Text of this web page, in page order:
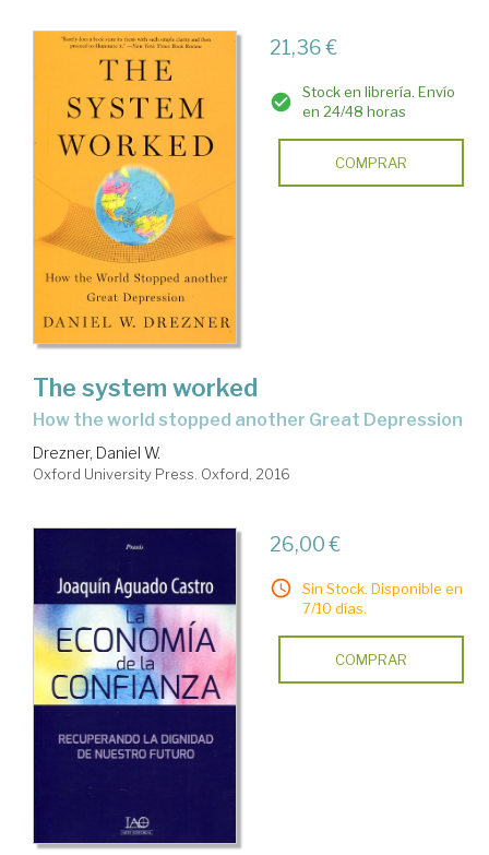
21,36 €
Stock en librería. Envío
en 24/48 horas
COMPRAR
The system worked
how the world stopped another Great Depression
Drezner, Daniel W.
Oxford University Press. Oxford, 2016
26,00 €
Sin Stock. Disponible en
7/10 días.
COMPRAR